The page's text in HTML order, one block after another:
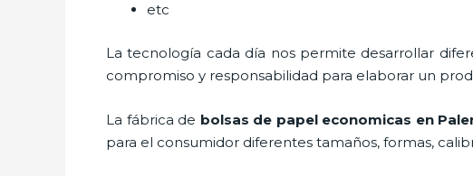
etc
La tecnología cada día nos permite desarrollar
compromiso y responsabilidad para elaborar un
La fábrica de bolsas de papel economicas en
para el consumidor diferentes tamaños, formas,